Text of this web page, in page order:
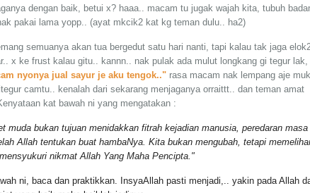
dengan baik, betui x? haaa.. macam tu jugak wajah kita, tubuh
pakai lama yopp.. (ayat mkcik2 kat kg teman dulu.. ha2)
semuanya akan tua bergedut satu hari nanti, tapi kalau tak jaga
x ke frust kalau gitu.. kannn.. nak pulak ada mulut longkang gi tegur lak,
nyonya jual sayur je aku tengok.." rasa macam nak lempang aje
camtu.. kenalah dari sekarang menjaganya orraittt.. dan teman amat
kat bawah ni yang mengatakan :
bukan tujuan menidakkan fitrah kejadian manusia, peredaran masa
Allah tentukan buat hambaNya. Kita bukan mengubah, tetapi
nikmat Allah Yang Maha Pencipta."
ni, baca dan praktikkan. InsyaAllah pasti menjadi,.. yakin pada Allah